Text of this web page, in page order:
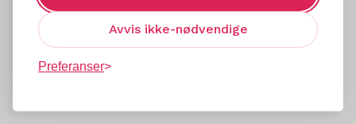
Avvis ikke-nødvendige
Preferanser